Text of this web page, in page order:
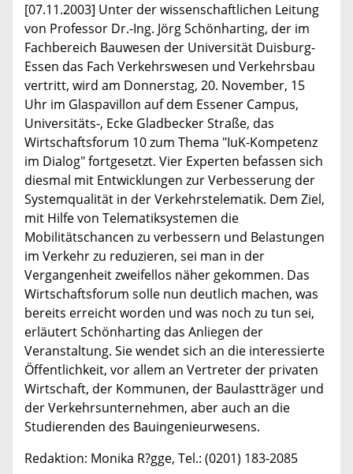
[07.11.2003] Unter der wissenschaftlichen Leitung
von Professor Dr.-Ing. Jörg Schönharting, der im
Fachbereich Bauwesen der Universität Duisburg-
Essen das Fach Verkehrswesen und Verkehrsbau
vertritt, wird am Donnerstag, 20. November, 15
Uhr im Glaspavillon auf dem Essener Campus,
Universitäts-, Ecke Gladbecker Straße, das
Wirtschaftsforum 10 zum Thema "IuK-Kompetenz
im Dialog" fortgesetzt. Vier Experten befassen sich
diesmal mit Entwicklungen zur Verbesserung der
Systemqualität in der Verkehrstelematik. Dem Ziel,
mit Hilfe von Telematiksystemen die
Mobilitätschancen zu verbessern und Belastungen
im Verkehr zu reduzieren, sei man in der
Vergangenheit zweifellos näher gekommen. Das
Wirtschaftsforum solle nun deutlich machen, was
bereits erreicht worden und was noch zu tun sei,
erläutert Schönharting das Anliegen der
Veranstaltung. Sie wendet sich an die interessierte
Öffentlichkeit, vor allem an Vertreter der privaten
Wirtschaft, der Kommunen, der Baulastträger und
der Verkehrsunternehmen, aber auch an die
Studierenden des Bauingenieurwesens.
Redaktion: Monika R?gge, Tel.: (0201) 183-2085